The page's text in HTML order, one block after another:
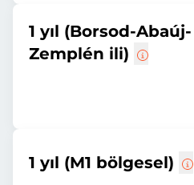
1 yıl (Borsod-Abaúj-
Zemplén ili)
1 yıl (M1 bölgesel)